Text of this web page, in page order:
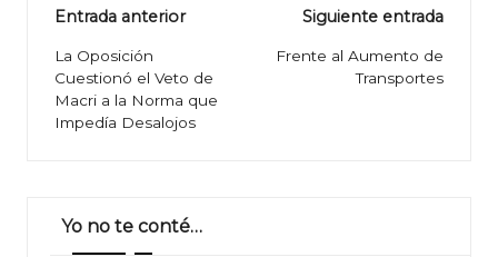
Navegación
de
entradas
Entrada anterior
La Oposición
Cuestionó el Veto de
Macri a la Norma que
Impedía Desalojos
Siguiente entrada
Frente al Aumento de
Transportes
Yo no te conté…